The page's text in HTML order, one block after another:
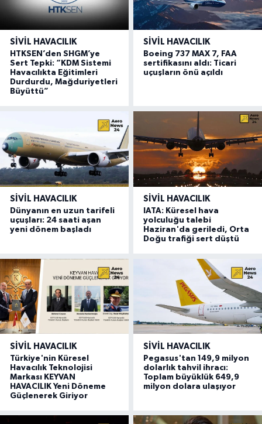
SIVIL HAVACILIK
HTKSEN’den SHGM’ye
Sert Tepki: “KDM Sistemi
Havacılıkta Eğitimleri
Durdurdu, Mağduriyetleri
Büyüttü”
SIVIL HAVACILIK
Boeing 737 MAX 7, FAA
sertifikasını aldı: Ticari
uçuşların önü açıldı
SIVIL HAVACILIK
Dünyanın en uzun tarifeli
uçuşları: 24 saati aşan
yeni dönem başladı
SIVIL HAVACILIK
IATA: Küresel hava
yolculuğu talebi
Haziran'da geriledi, Orta
Doğu trafiği sert düştü
SIVIL HAVACILIK
Türkiye'nin Küresel
Havacılık Teknolojisi
Markası KEYVAN
HAVACILIK Yeni Döneme
Güçlenerek Giriyor
SIVIL HAVACILIK
Pegasus'tan 149,9 milyon
dolarlık tahvil ihracı:
Toplam büyüklük 649,9
milyon dolara ulaşıyor